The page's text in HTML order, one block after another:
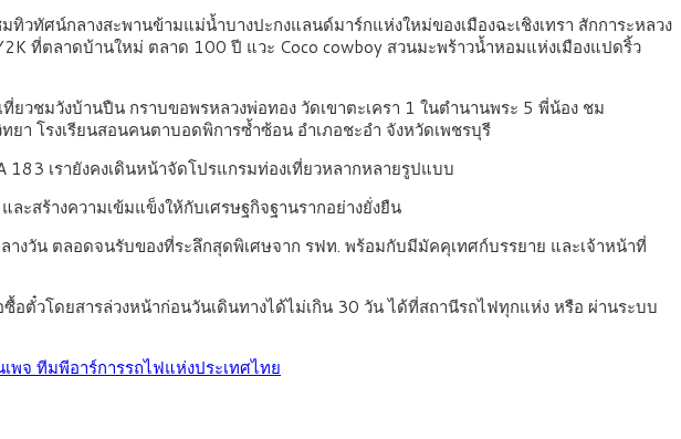
ทัศน์กลางสะพานข้ามแม่น้ำบางปะกงแลนด์มาร์กแห่งใหม่ของเมืองฉะเชิงเทรา สักการะหลวง
ที่ตลาดบ้านใหม่ ตลาด 100 ปี แวะ Coco cowboy สวนมะพร้าวน้ำหอมแห่งเมืองแปดริ้ว
วชมวังบ้านปืน กราบขอพรหลวงพ่อทอง วัดเขาตะเครา 1 ในตำนานพระ 5 พี่น้อง ชม
โรงเรียนสอนคนตาบอดพิการซ้ำซ้อน อำเภอชะอำ จังหวัดเพชรบุรี
เรายังคงเดินหน้าจัดโปรแกรมท่องเที่ยวหลากหลายรูปแบบ
ะสร้างความเข้มแข็งให้กับเศรษฐกิจฐานรากอย่างยั่งยืน
งวัน ตลอดจนรับของที่ระลึกสุดพิเศษจาก รฟท. พร้อมกับมีมัคคุเทศก์บรรยาย และเจ้าหน้าที่
วโดยสารล่วงหน้าก่อนวันเดินทางได้ไม่เกิน 30 วัน ได้ที่สถานีรถไฟทุกแห่ง หรือ ผ่านระบบ
พจ ทีมพีอาร์การรถไฟแห่งประเทศไทย